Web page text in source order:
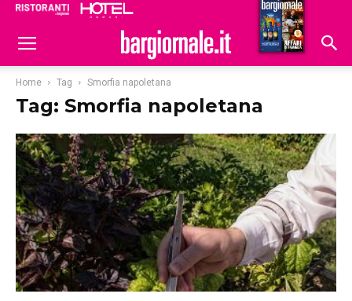
Hoteldomani
Home Tag Smorfia napoletana
Tag: Smorfia napoletana